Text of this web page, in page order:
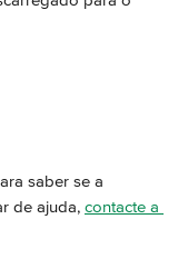
saber se a
de ajuda, contacte a